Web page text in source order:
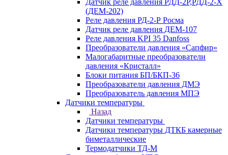
Датчик реле давления РДД-2Р,РДД-2-Х
(ДЕМ-202)
Реле давления РД-2-Р Росма
Датчик реле давления ДЕМ-107
Реле давления KPI 35 Danfoss
Преобразователи давления «Сапфир»
Малогабаритные преобразователи
давления «Кристалл»
Блоки питания БП/БКП-36
Преобразователи давления ДМЭ
Преобразователь давления МПЭ
Датчики температуры
Назад
Датчики температуры
Датчики температуры ДТКБ камерные
биметаллические
Термодатчики ТД-М